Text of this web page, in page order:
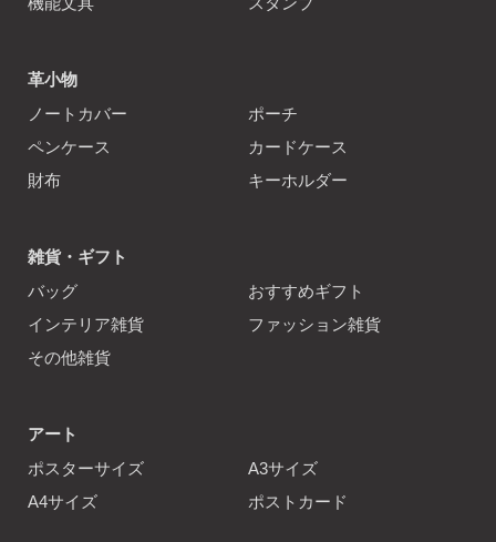
革小物
ノートカバー
ポーチ
ペンケース
カードケース
財布
キーホルダー
雑貨・ギフト
バッグ
おすすめギフト
インテリア雑貨
ファッション雑貨
その他雑貨
アート
ポスターサイズ
A3サイズ
A4サイズ
ポストカード